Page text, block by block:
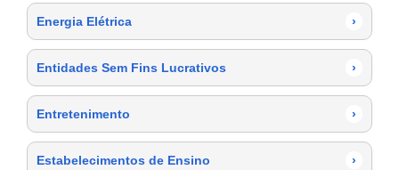
Energia Elétrica ›
Entidades Sem Fins Lucrativos ›
Entretenimento ›
Estabelecimentos de Ensino ›